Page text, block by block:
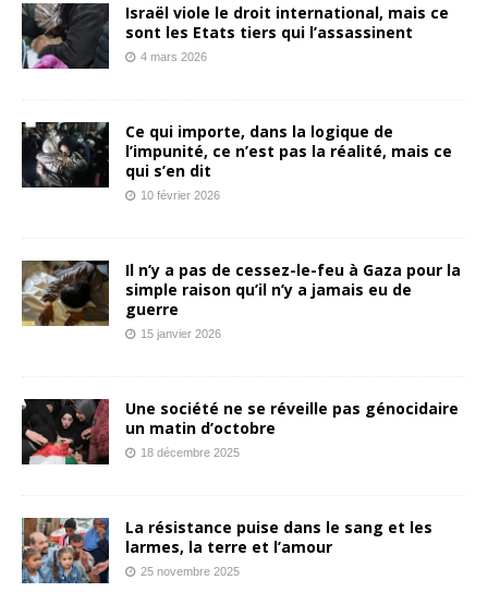
Israël viole le droit international, mais ce
sont les Etats tiers qui l’assassinent
4 mars 2026
Ce qui importe, dans la logique de
l’impunité, ce n’est pas la réalité, mais ce
qui s’en dit
10 février 2026
Il n’y a pas de cessez-le-feu à Gaza pour la
simple raison qu’il n’y a jamais eu de
guerre
15 janvier 2026
Une société ne se réveille pas génocidaire
un matin d’octobre
18 décembre 2025
La résistance puise dans le sang et les
larmes, la terre et l’amour
25 novembre 2025